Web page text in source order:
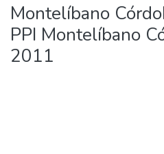
Montelíbano
PPI Montelíbano
2011